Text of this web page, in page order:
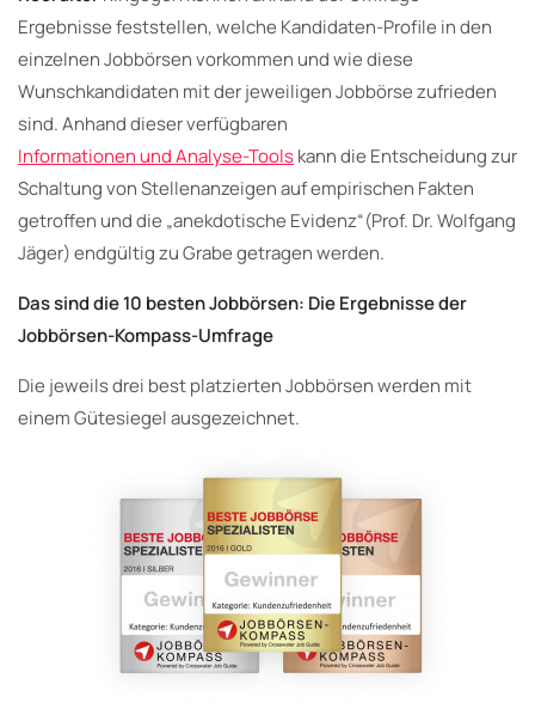
Ergebnisse feststellen, welche Kandidaten-Profile in den
einzelnen Jobbörsen vorkommen und wie diese
Wunschkandidaten mit der jeweiligen Jobbörse zufrieden
sind. Anhand dieser verfügbaren
Informationen und Analyse-Toolskann die Entscheidung zur
Schaltung von Stellenanzeigen auf empirischen Fakten
getroffen und die „anekdotische Evidenz“(Prof. Dr. Wolfgang
Jäger) endgültig zu Grabe getragen werden.
Das sind die 10 besten Jobbörsen: Die Ergebnisse der
Jobbörsen-Kompass-Umfrage
Die jeweils drei best platzierten Jobbörsen werden mit
einem Gütesiegel ausgezeichnet.